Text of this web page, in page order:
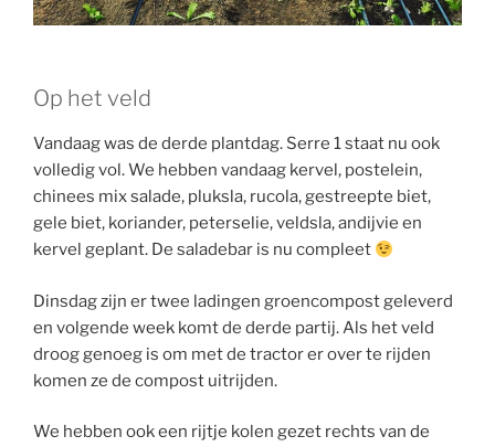
Op het veld
Vandaag was de derde plantdag. Serre 1 staat nu ook
volledig vol. We hebben vandaag kervel, postelein,
chinees mix salade, pluksla, rucola, gestreepte biet,
gele biet, koriander, peterselie, veldsla, andijvie en
kervel geplant. De saladebar is nu compleet
Dinsdag zijn er twee ladingen groencompost geleverd
en volgende week komt de derde partij. Als het veld
droog genoeg is om met de tractor er over te rijden
komen ze de compost uitrijden.
We hebben ook een rijtje kolen gezet rechts van de